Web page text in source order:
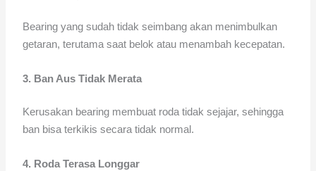
Bearing yang sudah tidak seimbang akan menimbulkan
getaran, terutama saat belok atau menambah kecepatan.
3. Ban Aus Tidak Merata
Kerusakan bearing membuat roda tidak sejajar, sehingga
ban bisa terkikis secara tidak normal.
4. Roda Terasa Longgar